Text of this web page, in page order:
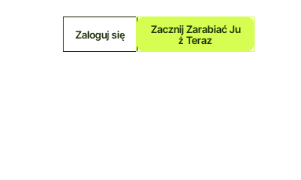
Zaloguj się
Zacznij Zarabiać Ju
Ż Teraz